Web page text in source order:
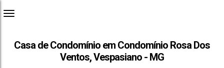
Casa de Condomínio em Condomínio Rosa Dos
Ventos, Vespasiano - MG